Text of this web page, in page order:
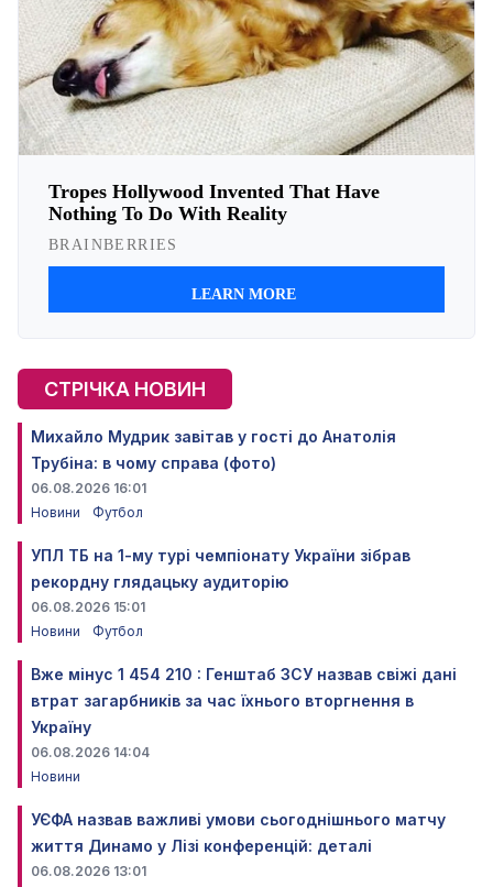
СТРІЧКА НОВИН
Михайло Мудрик завітав у гості до Анатолія
Трубіна: в чому справа (фото)
06.08.2026 16:01
Новини
Футбол
УПЛ ТБ на 1-му турі чемпіонату України зібрав
рекордну глядацьку аудиторію
06.08.2026 15:01
Новини
Футбол
Вже мінус 1 454 210 : Генштаб ЗСУ назвав свіжі дані
втрат загарбників за час їхнього вторгнення в
Україну
06.08.2026 14:04
Новини
УЄФА назвав важливі умови сьогоднішнього матчу
життя Динамо у Лізі конференцій: деталі
06.08.2026 13:01